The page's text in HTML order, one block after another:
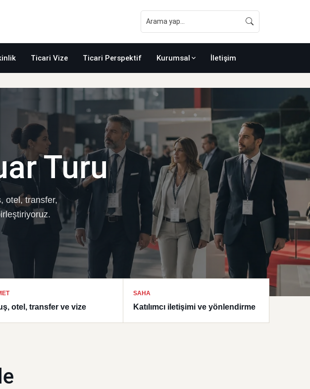
Ticari Vize Ticari Perspektif Kurumsal İletişim
Turu
otel, transfer,
otel, transfer ve vize
SAHA
Katılımcı iletişimi ve yönlendirme